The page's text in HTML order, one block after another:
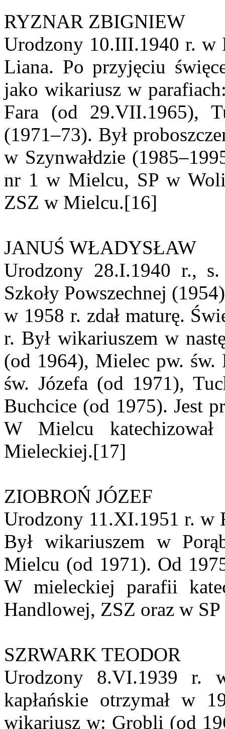
RYZNAR ZBIGNIEW
Urodzony 10.III.1940 r. w
Liana. Po przyjęciu
jako wikariusz w
Fara (od 29.VII.1965),
(1971–73). Był
w Szynwałdzie
nr 1 w Mielcu, SP w
ZSZ w Mielcu.[16]
JANUŚ WŁADYSŁAW
Urodzony 28.I.1940 r.,
Szkoły Powszechnej
w 1958 r. zdał maturę.
r. Był wikariuszem w
(od 1964), Mielec pw. św.
św. Józefa (od 1971),
Buchcice (od 1975). Jest
W Mielcu
Mieleckiej.[17]
ZIOBROŃ JÓZEF
Urodzony 11.XI.1951 r. w
Był wikariuszem w
Mielcu (od 1971). Od
W mieleckiej parafii
Handlowej, ZSZ oraz w
SZRWARK TEODOR
Urodzony 8.VI.1939 r.
kapłańskie otrzymał w
wikariusz w: Grobli (od